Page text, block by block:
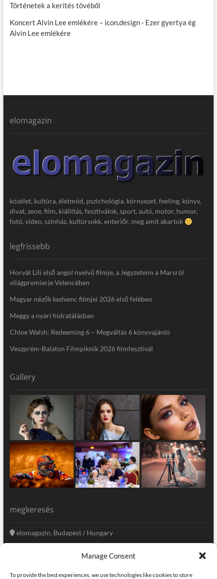
Manage Consent
To provide the best experiences, we use technologies like cookies to store
Történetek a kerítés tövéből
Koncert Alvin Lee emlékére – icon.design- Ezer gyertya ég
Alvin Lee emlékére
elomagazin
közélet, kultúra, életmód, pszichológia, környezet, feeling, könyv,
divat, zene, film, kiállítás, fesztiválok, sport, autó, motor, humor,
fotó, video, színház, kultúrsokk, enteriőr, meg amit akartok
legfrissebb
Horvát Lili első angol nyelvű filmje, a Jegyzeteim a Marsról
világpremierje Velencében
Magyar nézők kedvenc filmjei 2026 első felében
Meggy a nyári hidratálásban
Chloe Walsh: Redeeming 6 – Megváltás 6 könyvajánló
Veszprém-Balaton Filmpiknik 2026 filmfesztivál
Gallery
megkeresés
elomagazin, Budapest / Hungary
szerkesztoseg@elomagazin.com